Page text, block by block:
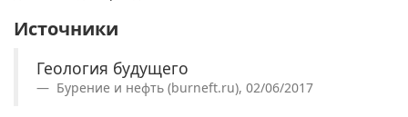
Источники
Геология будущего
Бурение и нефть (burneft.ru), 02/06/2017